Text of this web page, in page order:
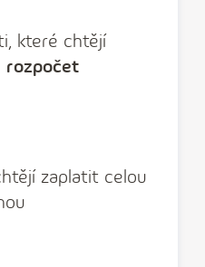
které chtějí
zaplatit celou